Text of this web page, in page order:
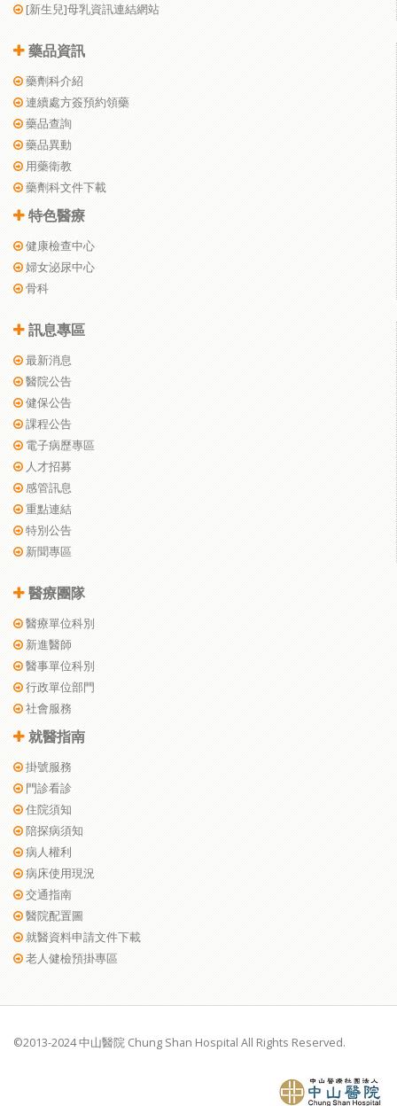
[新生兒]母乳資訊連結網站
藥品資訊
藥劑科介紹
連續處方簽預約領藥
藥品查詢
藥品異動
用藥衛教
藥劑科文件下載
特色醫療
健康檢查中心
婦女泌尿中心
骨科
訊息專區
最新消息
醫院公告
健保公告
課程公告
電子病歷專區
人才招募
感管訊息
重點連結
特別公告
新聞專區
醫療團隊
醫療單位科別
新進醫師
醫事單位科別
行政單位部門
社會服務
就醫指南
掛號服務
門診看診
住院須知
陪探病須知
病人權利
病床使用現況
交通指南
醫院配置圖
就醫資料申請文件下載
老人健檢預掛專區
©2013-2024 中山醫院 Chung Shan Hospital All Rights Reserved.